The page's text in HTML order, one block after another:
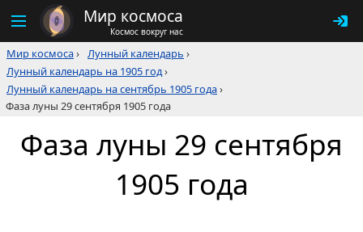
Мир космоса
Космос вокруг нас
Мир космоса› Лунный календарь ›
Лунный календарь на 1905 год›
Лунный календарь на сентябрь 1905 года›
Фаза луны 29 сентября 1905 года
Фаза луны 29 сентября
1905 года